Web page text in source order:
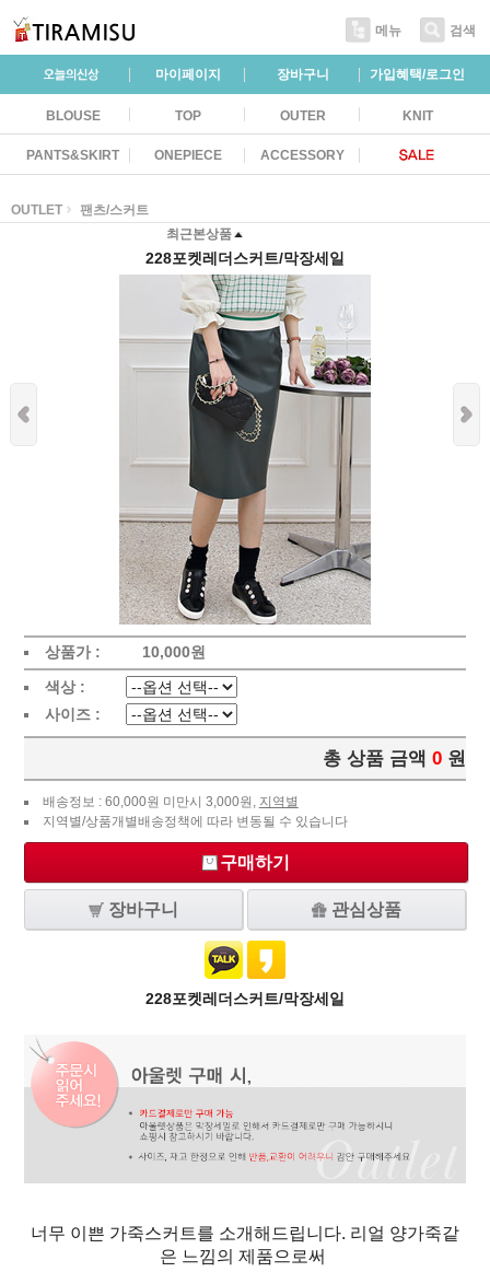
메뉴 검색
마이페이지 장바구니 가입혜택/로그인
BLOUSE TOP OUTER KNIT
PANTS&SKIRT ONEPIECE ACCESSORY
OUTLET
팬츠/스커트
최근본상품
228포켓레더스커트/막장세일
상품가 : 10,000원
색상 :
사이즈 :
총 상품 금액 0 원
배송정보 : 60,000원 미만시 3,000원, 지역별
지역별/상품개별배송정책에 따라 변동될 수 있습니다
구매하기
장바구니 관심상품
228포켓레더스커트/막장세일
너무 이쁜 가죽스커트를 소개해드립니다. 리얼 양가죽같
은 느낌의 제품으로써